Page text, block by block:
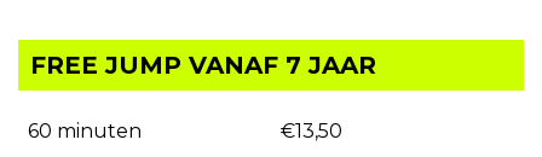
FREE JUMP VANAF 7 JAAR
60 minuten €13,50